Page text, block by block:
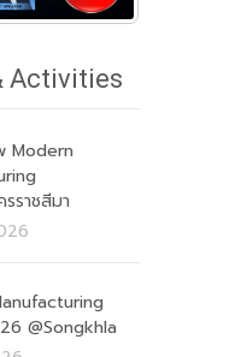
Activities
Modern
ราชสีมา
@Songkhla